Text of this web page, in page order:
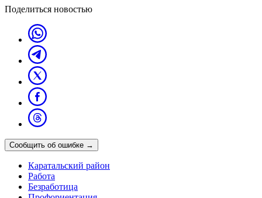
Поделиться новостью
Сообщить об ошибке →
Каратальский район
Работа
Безработица